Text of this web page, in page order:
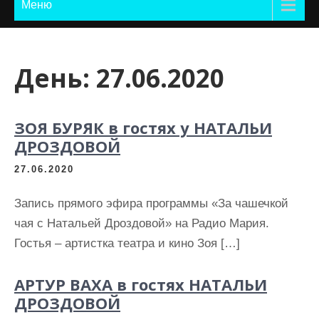
Меню
День: 27.06.2020
ЗОЯ БУРЯК в гостях у НАТАЛЬИ
ДРОЗДОВОЙ
27.06.2020
Запись прямого эфира программы «За чашечкой
чая с Натальей Дроздовой» на Радио Мария.
Гостья – артистка театра и кино Зоя […]
АРТУР ВАХА в гостях НАТАЛЬИ
ДРОЗДОВОЙ